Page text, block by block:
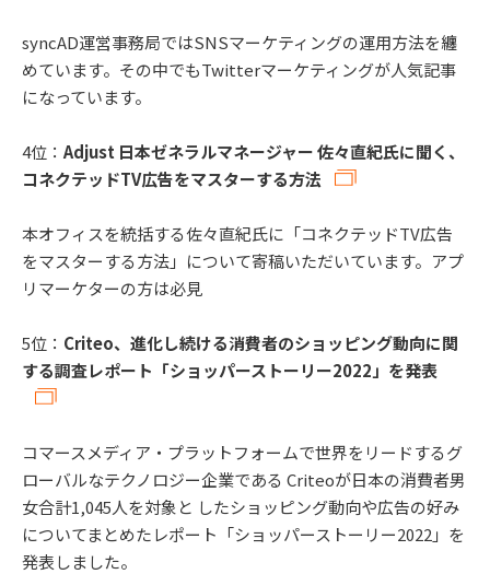
syncAD運営事務局ではSNSマーケティングの運用方法を纏
めています。その中でもTwitterマーケティングが人気記事
になっています。
4位： Adjust 日本ゼネラルマネージャー 佐々直紀氏に聞く、
コネクテッドTV広告をマスターする方法
本オフィスを統括する佐々直紀氏に「コネクテッドTV広告
をマスターする方法」について寄稿いただいています。アプ
リマーケターの方は必見
5位： Criteo、進化し続ける消費者のショッピング動向に関
する調査レポート「ショッパーストーリー2022」を発表
コマースメディア・プラットフォームで世界をリードするグ
ローバルなテクノロジー企業である Criteoが日本の消費者男
女合計1,045人を対象と したショッピング動向や広告の好み
についてまとめたレポート「ショッパーストーリー2022」を
発表しました。